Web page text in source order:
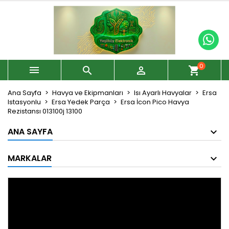
   shopping_cart0
Ana Sayfa Havya ve Ekipmanları Isı Ayarlı Havyalar
Ersa
Istasyonlu
Ersa Yedek Parça
Ersa İcon Pico Havya
Rezistansı 013100j 13100
ANA SAYFA
MARKALAR